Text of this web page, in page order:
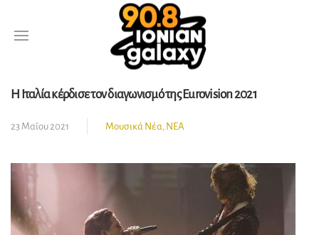
Η Ιταλία κέρδισε τον διαγωνισμό της Eurovision 2021
23 Μαΐου 2021 Μουσικά Νέα, ΝΕΑ